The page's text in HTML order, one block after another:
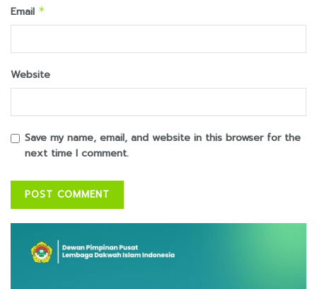
Email *
Website
Save my name, email, and website in this browser for the
next time I comment.